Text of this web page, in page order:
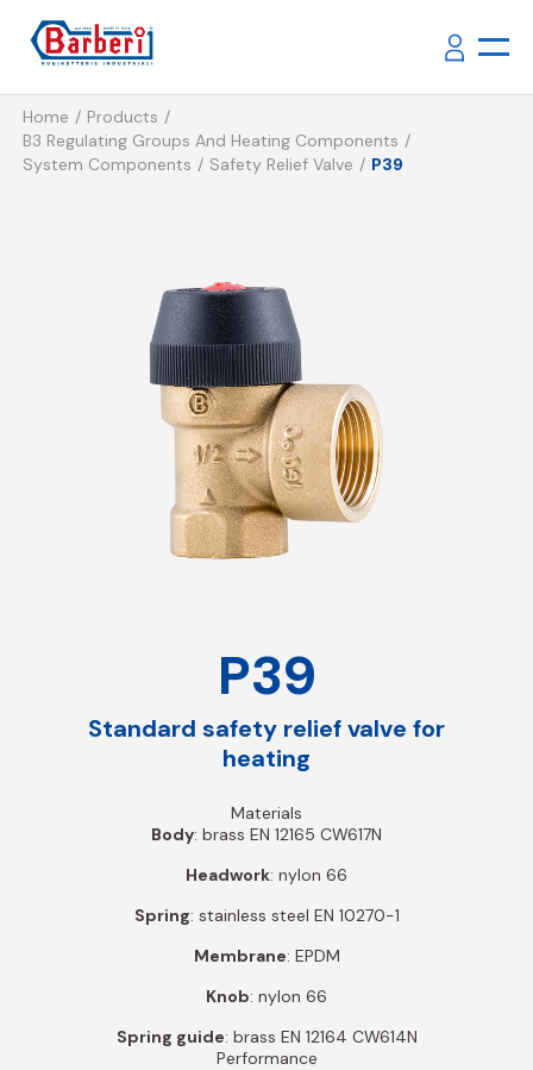
Home
Products
B3 Regulating Groups And Heating Components
System Components
Safety Relief Valve P39
P39
Standard safety relief valve for
heating
Materials
Body: brass EN 12165 CW617N
Headwork: nylon 66
Spring: stainless steel EN 10270-1
Membrane: EPDM
Knob: nylon 66
Spring guide: brass EN 12164 CW614N
Performance